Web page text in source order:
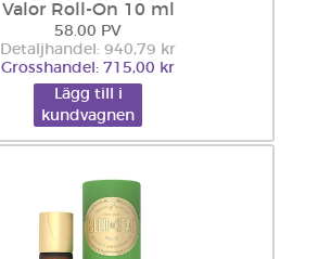
Valor Roll-On 10 ml
58.00 PV
Detaljhandel: 940,79 kr
Grosshandel: 715,00 kr
Lägg till i
kundvagnen